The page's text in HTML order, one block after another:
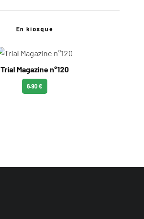
En kiosque
Trial Magazine n°120
6.90 €